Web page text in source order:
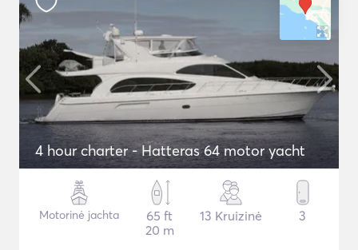
4 hour charter - Hatteras 64 motor yacht
Motorinė jachta
65 ft
20 m
13 Kruizinė 3